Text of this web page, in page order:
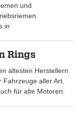
und
Rings
ältesten Herstellern
aller Art.
für alte Motoren.